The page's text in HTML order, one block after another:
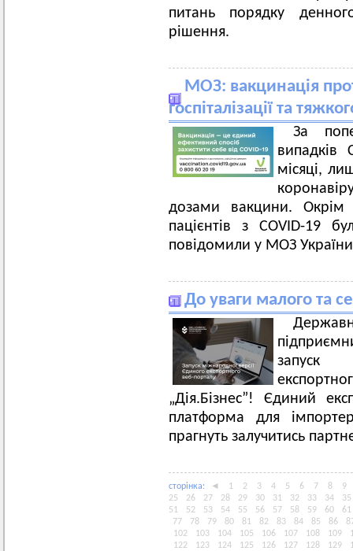
питань порядку
рішення.
МОЗ: вакцинація
госпіталізації та
За
випадків
місяці,
дозами вакцини. Окрім
пацієнтів з COVID-19
повідомили у МОЗ
До уваги малого та
запуск
„Дія.Бізнес”! Єдиний
платформа для
прагнуть залучитись
сторiнка: ◄ 1 2 3 4 5 6 7 8
9
25
26 27 28 29 30 31 32 33 34
35
51
52 53 54 55 56 57 58 59 60
61
77
78 79 80 81 82 83 84 85 86
102
103 104 105 106 107 108 109
122
123 124 125 126 127 128 129